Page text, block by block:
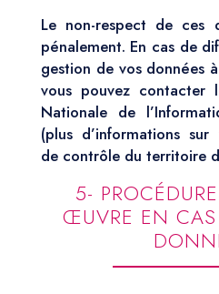
Le non-respect de ces
pénalement. En cas de
gestion de vos données
vous pouvez contacter
Nationale de
(plus d’informations
de contrôle du territoire
5-
ŒUVRE EN CAS